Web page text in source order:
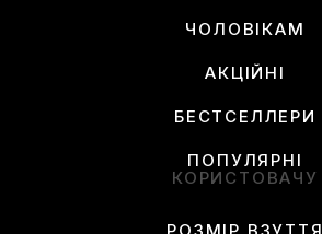
ЧОЛОВІКАМ
АКЦІЙНІ
БЕСТСЕЛЛЕРИ
ПОПУЛЯРНІ
КОРИСТОВАЧУ